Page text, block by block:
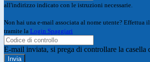
all'indirizzo indicato con le istruzioni necessarie.
Non hai una e-mail associata al nome utente? Effettua
tramite la Login Spaggiari
E-mail inviata, si prega di controllare la casella